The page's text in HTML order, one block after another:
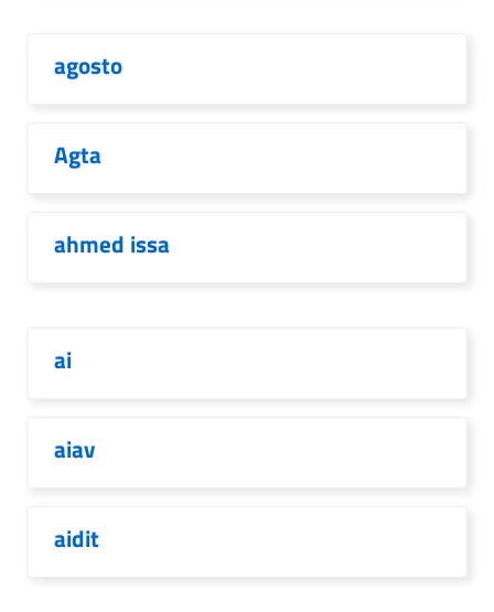
agosto
Agta
ahmed issa
ai
aiav
aidit